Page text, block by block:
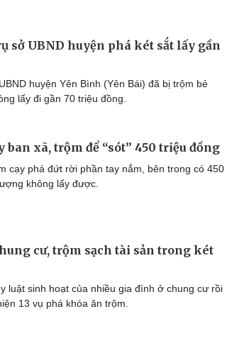
sở UBND huyện phá két sắt lấy gần
huyện Yên Bình (Yên Bái) đã bị trộm bẻ
lấy đi gần 70 triệu đồng.
ban xã, trộm để “sót” 450 triệu đồng
cạy phá đứt rời phần tay nắm, bên trong có 450
không lấy được.
cư, trộm sạch tài sản trong két
luật sinh hoạt của nhiều gia đình ở chung cư rồi
13 vụ phá khóa ăn trộm.